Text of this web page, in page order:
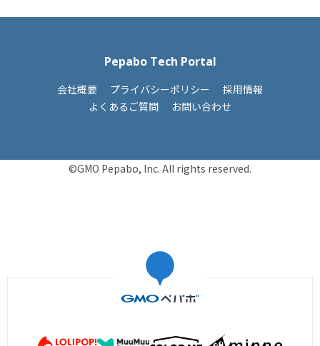
Pepabo Tech Portal
会社概要 プライバシーポリシー
採用情報
よくあるご質問
お問い合わせ
©GMO Pepabo, Inc. All rights reserved.